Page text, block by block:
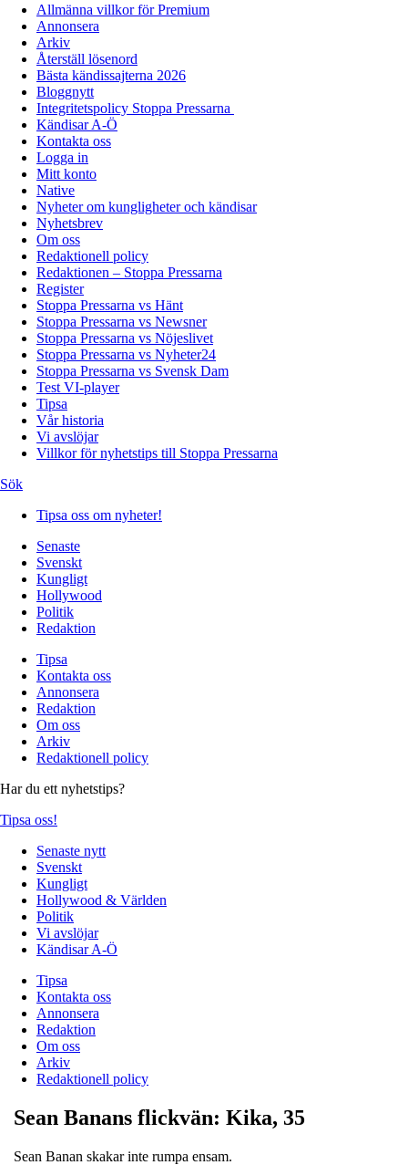
Allmänna villkor för Premium
Annonsera
Arkiv
Återställ lösenord
Bästa kändissajterna 2026
Bloggnytt
Integritetspolicy Stoppa Pressarna
Kändisar A-Ö
Kontakta oss
Logga in
Mitt konto
Native
Nyheter om kungligheter och kändisar
Nyhetsbrev
Om oss
Redaktionell policy
Redaktionen – Stoppa Pressarna
Register
Stoppa Pressarna vs Hänt
Stoppa Pressarna vs Newsner
Stoppa Pressarna vs Nöjeslivet
Stoppa Pressarna vs Nyheter24
Stoppa Pressarna vs Svensk Dam
Test VI-player
Tipsa
Vår historia
Vi avslöjar
Villkor för nyhetstips till Stoppa Pressarna
Sök
Tipsa oss om nyheter!
Senaste
Svenskt
Kungligt
Hollywood
Politik
Redaktion
Tipsa
Kontakta oss
Annonsera
Redaktion
Om oss
Arkiv
Redaktionell policy
Har du ett nyhetstips?
Tipsa oss!
Senaste nytt
Svenskt
Kungligt
Hollywood & Världen
Politik
Vi avslöjar
Kändisar A-Ö
Tipsa
Kontakta oss
Annonsera
Redaktion
Om oss
Arkiv
Redaktionell policy
Sean Banans flickvän: Kika, 35
Sean Banan skakar inte rumpa ensam.